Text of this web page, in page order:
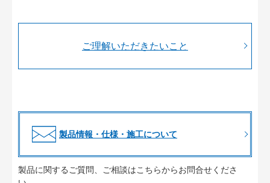
ご理解いただきたいこと
製品情報・仕様・施工について
製品に関するご質問、ご相談はこちらからお問合せくださ